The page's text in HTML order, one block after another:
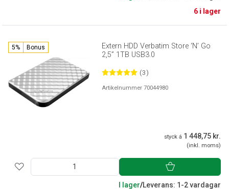
6 i lager
5% Bonus
Extern HDD Verbatim Store ‘N’ Go
2,5” 1TB USB3.0
(3)
Artikelnummer 70044980
styck á 1 448,75 kr.
(inkl. moms)
I lager/Leverans: 1-2 vardagar